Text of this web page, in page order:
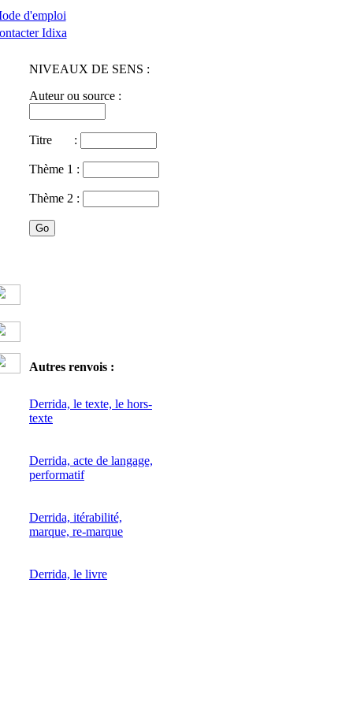
d'emploi
Idixa
NIVEAUX DE SENS :
Auteur ou source :
Titre :
Thème 1 :
Thème 2 :
Autres renvois :
Derrida, le texte, le hors-
texte
Derrida, acte de langage,
performatif
Derrida, itérabilité,
marque, re-marque
Derrida, le livre